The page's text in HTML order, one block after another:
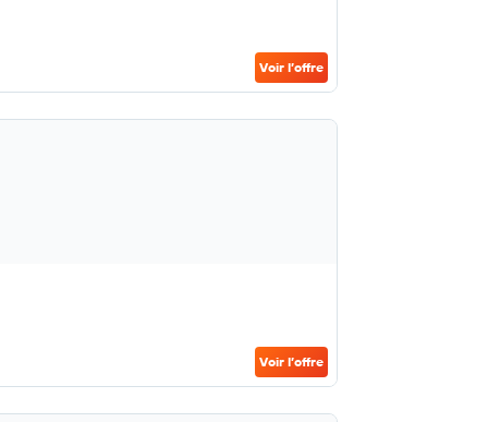
Voir l’offre
Voir l’offre